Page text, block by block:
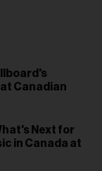
Canadian
Next for
in Canada at